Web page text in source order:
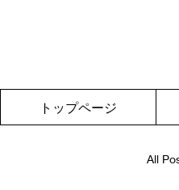
トップページ
All